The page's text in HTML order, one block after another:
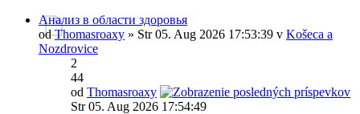
Анализ в области здоровья
odThomasroaxy » Str 05. Aug 2026 17:53:39 v Košeca a
Nozdrovice
2
44
od Thomasroaxy
Str 05. Aug 2026 17:54:49